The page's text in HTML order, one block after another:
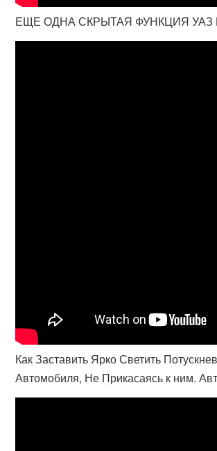
ЕЩЕ ОДНА СКРЫТАЯ ФУНКЦИЯ УАЗ
Как Заставить Ярко Светить
Автомобиля, Не Прикасаясь к ним.